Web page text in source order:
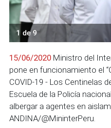
1 de 9
15/06/2020 Ministro del
pone en funcionamiento el
COVID-19 - Los Centinelas
Escuela de la Policía
albergar a agentes en
ANDINA/@MininterPeru.